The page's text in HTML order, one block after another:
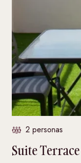
2 personas
Suite Terrace